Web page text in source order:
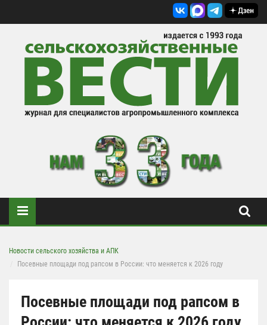
Новости сельского хозяйства и АПК
Посевные площади под рапсом в России: что меняется к 2026 году
Посевные площади под рапсом в